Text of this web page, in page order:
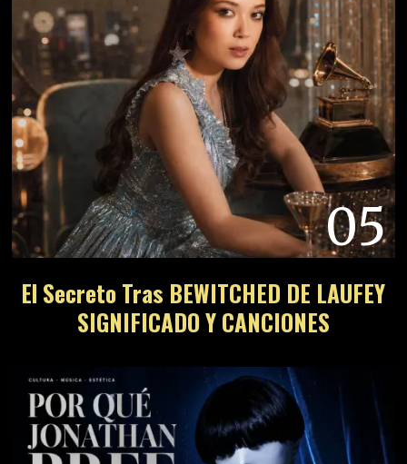
05
El Secreto Tras BEWITCHED DE LAUFEY
SIGNIFICADO Y CANCIONES